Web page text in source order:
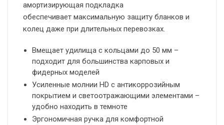
амортизирующая подкладка
обеспечивает максимальную защиту бланков и
колец даже при длительных перевозках.
Вмещает удилища с кольцами до 50 мм –
подходит для большинства карповых и
фидерных моделей
Усиленные молнии HD с антикоррозийным
покрытием и светоотражающими элементами –
удобно находить в темноте
Эргономичная ручка для комфортной